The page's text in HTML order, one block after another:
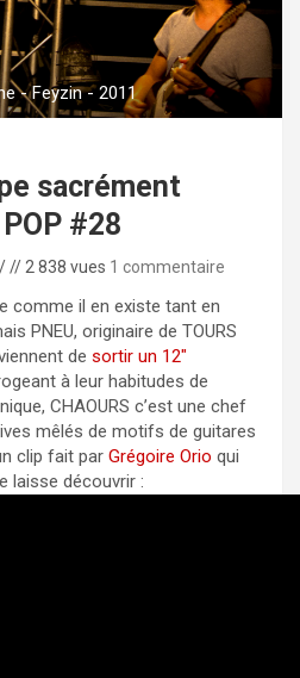
- Feyzin - 2011
sacrément
#28
// 2 838 vues 1 commentaire
comme il en existe tant en
PNEU, originaire de TOURS
de sortir un 12″
à leur habitudes de
CHAOURS c’est une chef
mêlés de motifs de guitares
clip fait par Grégoire Orio qui
laisse découvrir :